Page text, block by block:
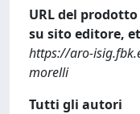
URL del
su sito editore,
https://aro-
morelli
Tutti gli autori